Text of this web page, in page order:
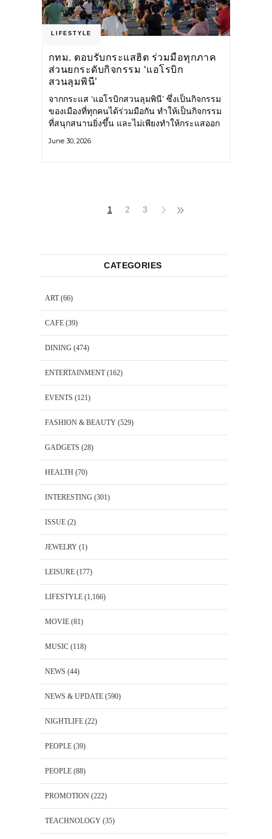
LIFESTYLE
กทม. ตอบรับกระแสฮิต ร่วมมือทุกภาค
ส่วนยกระดับกิจกรรม ‘แอโรบิก
สวนลุมพินี’
จากกระแส ‘แอโรบิกสวนลุมพินี’ ซึ่งเป็นกิจกรรม
ของเมืองที่ทุกคนได้ร่วมมือกัน ทำให้เป็นกิจกรรม
ที่สนุกสนานยิ่งขึ้น และไม่เพียงทำให้กระแสออก
กระจายไปยังหลายพื้นที่ของประเทศที่อยากออก
June 30, 2026
1 2 3
CATEGORIES
ART(66)
CAFE (39)
DINING (474)
ENTERTAINMENT(162)
EVENTS (121)
FASHION & BEAUTY (529)
GADGETS (28)
HEALTH (70)
INTERESTING (301)
ISSUE (2)
JEWELRY (1)
LEISURE (177)
LIFESTYLE (1,166)
MOVIE (81)
MUSIC (118)
NEWS (44)
NEWS & UPDATE (590)
NIGHTLIFE (22)
PEOPLE (39)
PEOPLE (88)
PROMOTION (222)
TEACHNOLOGY (35)